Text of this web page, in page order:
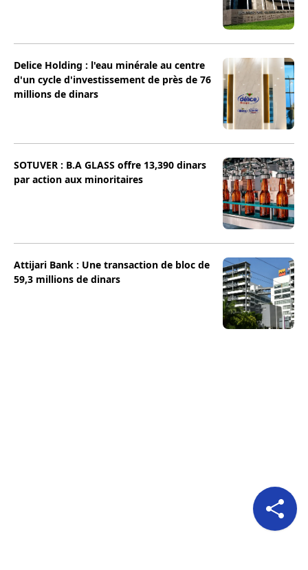
Delice Holding : l'eau minérale au centre
d'un cycle d'investissement de près de 76
millions de dinars
SOTUVER : B.A GLASS offre 13,390 dinars
par action aux minoritaires
Attijari Bank : Une transaction de bloc de
59,3 millions de dinars